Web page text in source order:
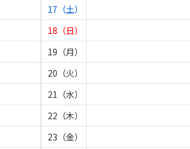
17（土）
18（日）
19（月）
20（火）
21（水）
22（木）
23（金）